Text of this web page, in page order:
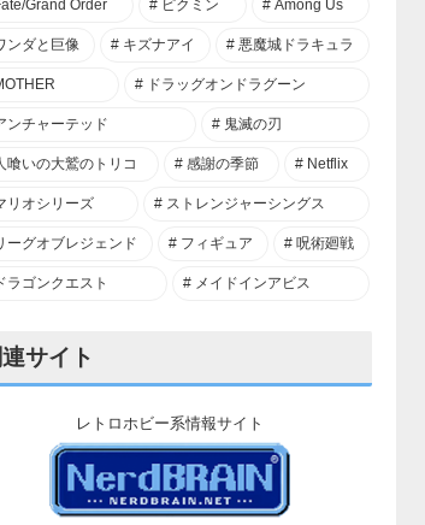
Grand Order ピクミン Among Us
ンダと巨像 キズナアイ 悪魔城ドラキュラ
ドラッグオンドラグーン
ンチャーテッド 鬼滅の刃
喰いの大鷲のトリコ 感謝の季節 Netflix
リオシリーズ ストレンジャーシングス
ーグオブレジェンド フィギュア 呪術廻戦
ラゴンクエスト メイドインアビス
サイト
レトロホビー系情報サイト